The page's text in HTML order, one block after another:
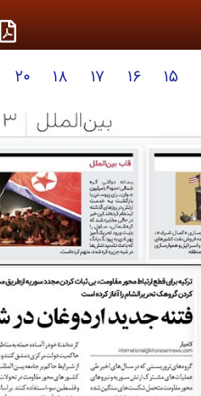
۱۵ ۱۶ ۱۷ ۱۸ ۲۰